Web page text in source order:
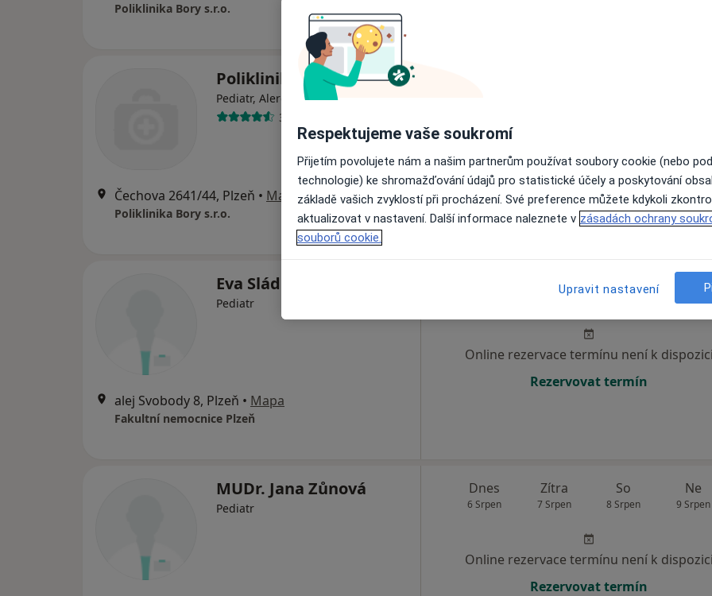
Poliklinika Bory s.r.o.
Poliklinika Bory s.r.o.
Pediatr, Alergolog, Chirurg
35 názorů
Čechova 2641/44, Plzeň • Mapa
Poliklinika Bory s.r.o.
Zobrazit profil
Eva Sládková
Pediatr
alej Svobody 8, Plzeň • Mapa
Fakultní nemocnice Plzeň
Zítra
7 Srpen
So
Online rezervace termínu není k dispozici
Rezervovat termín
MUDr. Jana Zůnová
Pediatr
Dnes
6 Srpen
Zítra
7 Srpen
So
8 Srpen
Ne
9 Srpen
Online rezervace termínu není k dispozici
Rezervovat termín
Respektujeme vaše soukromí
Přijetím povolujete nám a našim partnerům používat soubory cookie (nebo
technologie) ke shromažďování údajů pro statistické účely a poskytování
základě vašich zvyklostí při procházení. Své preference můžete kdykoli
aktualizovat v nastavení. Další informace naleznete v zásadách ochrany
souborů cookie.
Upravit nastavení